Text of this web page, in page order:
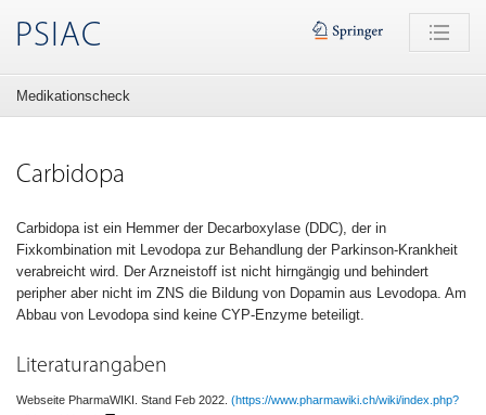
PSIAC
Medikationscheck
Carbidopa
Carbidopa ist ein Hemmer der Decarboxylase (DDC), der in
Fixkombination mit Levodopa zur Behandlung der Parkinson-Krankheit
verabreicht wird. Der Arzneistoff ist nicht hirngängig und behindert
peripher aber nicht im ZNS die Bildung von Dopamin aus Levodopa. Am
Abbau von Levodopa sind keine CYP-Enzyme beteiligt.
Literaturangaben
Webseite PharmaWIKI. Stand Feb 2022. (https://www.pharmawiki.ch/wiki/index.php?